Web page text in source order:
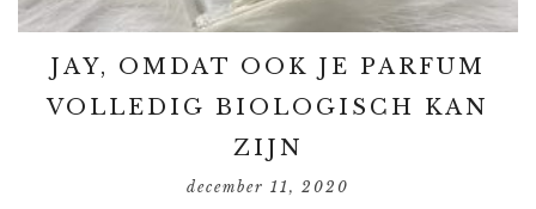
JAY, OMDAT OOK JE PARFUM
VOLLEDIG BIOLOGISCH KAN
ZIJN
december 11, 2020